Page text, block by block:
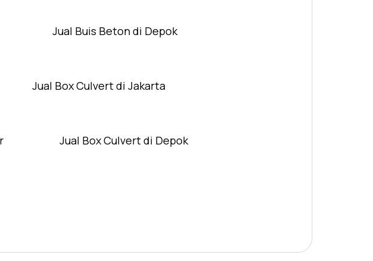
Jual Buis Beton di Depok
Jual Box Culvert di Jakarta
Jual Box Culvert di Depok